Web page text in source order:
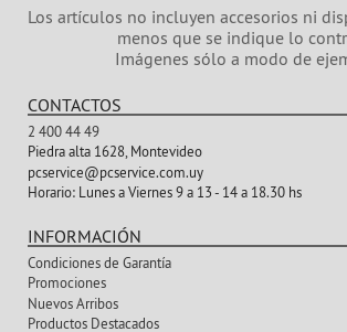
Los artículos no incluyen accesorios ni
menos que se indique lo
Imágenes sólo a modo de
CONTACTOS
2 400 44 49
Piedra alta 1628, Montevideo
pcservice@pcservice.com.uy
Horario:Lunes a Viernes 9 a 13 - 14 a 18.30 hs
INFORMACIÓN
Condiciones de Garantía
Promociones
Nuevos Arribos
Productos Destacados